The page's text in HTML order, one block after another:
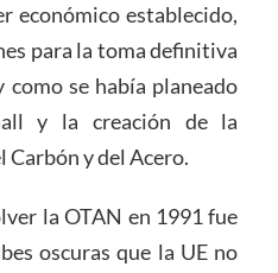
económico establecido,
para la toma definitiva
se había planeado
y la creación de la
Carbón y del Acero.
la OTAN en 1991 fue
oscuras que la UE no